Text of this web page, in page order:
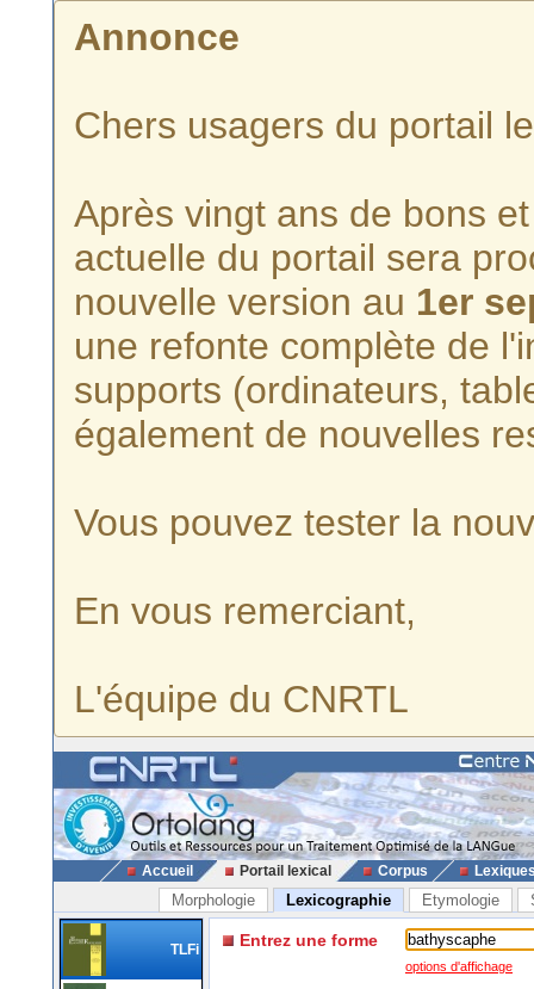
Annonce
Chers usagers du portail
Après vingt ans de bons
actuelle du portail sera
nouvelle version au 1er
une refonte complète de
supports (ordinateurs,
également de nouvelles
Vous pouvez tester la
En vous remerciant,
L'équipe du CNRTL
Accueil Portail lexical Corpus
Morphologie Lexicographie Etymologie
TLFi Entrez une forme
options d'affichage